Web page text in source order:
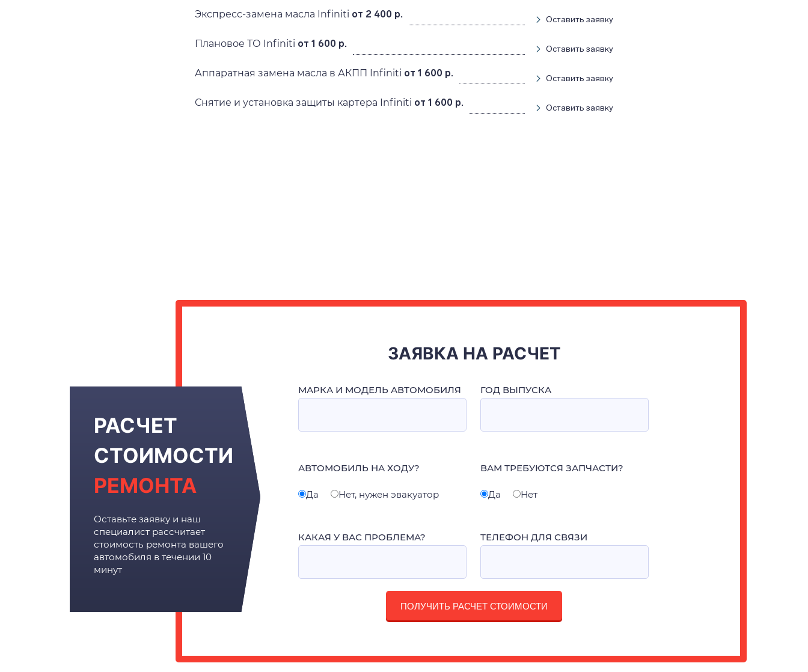
Экспресс-замена масла Infiniti от 2 400 р. Оставить заявку
Плановое ТО Infiniti от 1 600 р. Оставить заявку
Аппаратная замена масла в АКПП Infiniti от 1 600 р. Оставить заявку
Снятие и установка защиты картера Infiniti от 1 600 р. Оставить заявку
РАСЧЕТ
СТОИМОСТИ
РЕМОНТА
Оставьте заявку и наш
специалист рассчитает
стоимость ремонта вашего
автомобиля в течении 10
минут
ЗАЯВКА НА РАСЧЕТ
МАРКА И МОДЕЛЬ АВТОМОБИЛЯ ГОД ВЫПУСКА
АВТОМОБИЛЬ НА ХОДУ?
Да Нет, нужен эвакуатор
ВАМ ТРЕБУЮТСЯ ЗАПЧАСТИ?
Да Нет
КАКАЯ У ВАС ПРОБЛЕМА? ТЕЛЕФОН ДЛЯ СВЯЗИ
ПОЛУЧИТЬ РАСЧЕТ СТОИМОСТИ